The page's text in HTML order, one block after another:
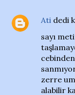
Ati dedi
sayı
zerre
alabilir